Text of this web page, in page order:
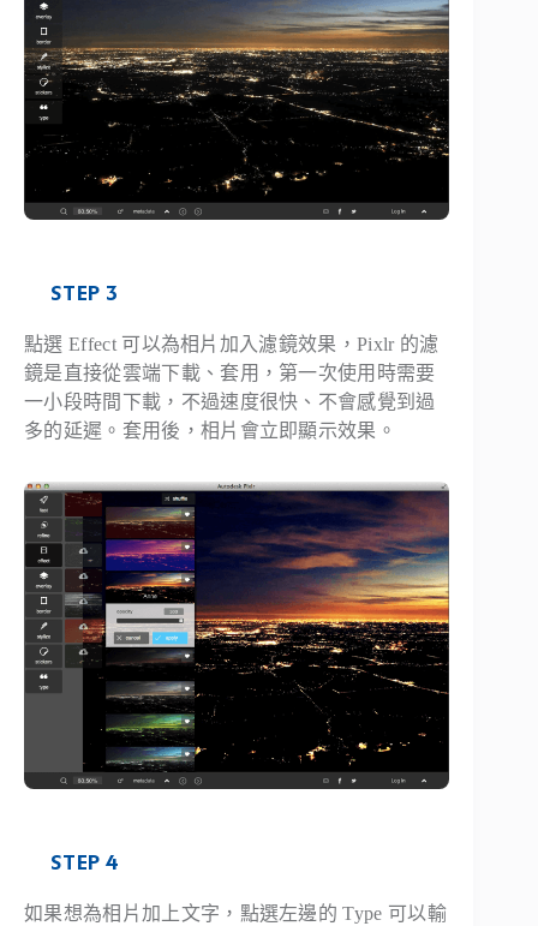
STEP 3
點選 Effect 可以為相片加入濾鏡效果，Pixlr 的濾
鏡是直接從雲端下載、套用，第一次使用時需要
一小段時間下載，不過速度很快、不會感覺到過
多的延遲。套用後，相片會立即顯示效果。
STEP 4
如果想為相片加上文字，點選左邊的 Type 可以輸